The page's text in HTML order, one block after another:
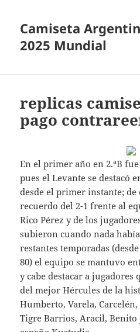
Camiseta
2025 Mundial
replicas
pago
En el primer año en 2.ªB
pues el Levante se destacó
desde el primer instante; de
recuerdo del 2-1 frente al
Rico Pérez y de los
subieron cuando nada
restantes temporadas
80) el equipo se mantuvo
y cabe destacar a
del mejor Hércules de la
Humberto, Varela,
Tigre Barrios, Aracil, Benito